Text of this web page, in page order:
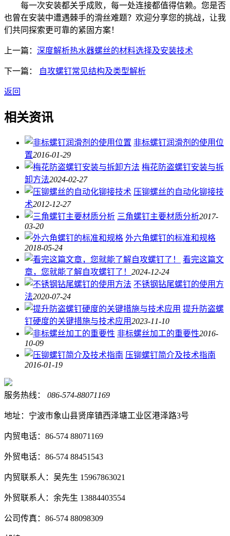
每一次安装都关乎成败，每一处连接都值得信赖。您是否
也曾在安装中遭遇棘手的滑丝难题？欢迎分享您的挑战，让我
们共同探索更可靠的紧固方案！
上一篇： 深度解析热水器螺丝的材料选择及安装技术
下一篇： 自攻螺钉常见结构及类型解析
返回
相关资讯
非标螺钉润滑剂的使用位
置2016-01-29
梅花防盗螺钉安装与拆
卸方法2024-02-27
压铆螺丝的自动化铆接技
术2012-12-27
三角螺钉主要材质分析2017-
03-20
外六角螺钉的标准和规格
2018-05-24
看完这篇文
章，您就能了解自攻螺钉了！ 2024-12-24
不锈钢钻尾螺钉的使用方
法2020-07-24
提升防盗螺
钉硬度的关键措施与技术应用2023-11-10
非标螺丝加工的重要性2016-
10-09
压铆螺钉简介及技术指南
2016-01-19
服务热线： 086-574-88071169
地址：宁波市象山县贤庠镇西泽塘工业区港泽路3号
内贸电话：86-574 88071169
外贸电话：86-574 88451543
内贸联系人：吴先生 15967863021
外贸联系人：余先生 13884403554
公司传真：86-574 88098309